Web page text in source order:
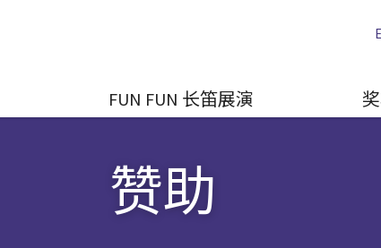
FUN FUN 长笛展演
赞助